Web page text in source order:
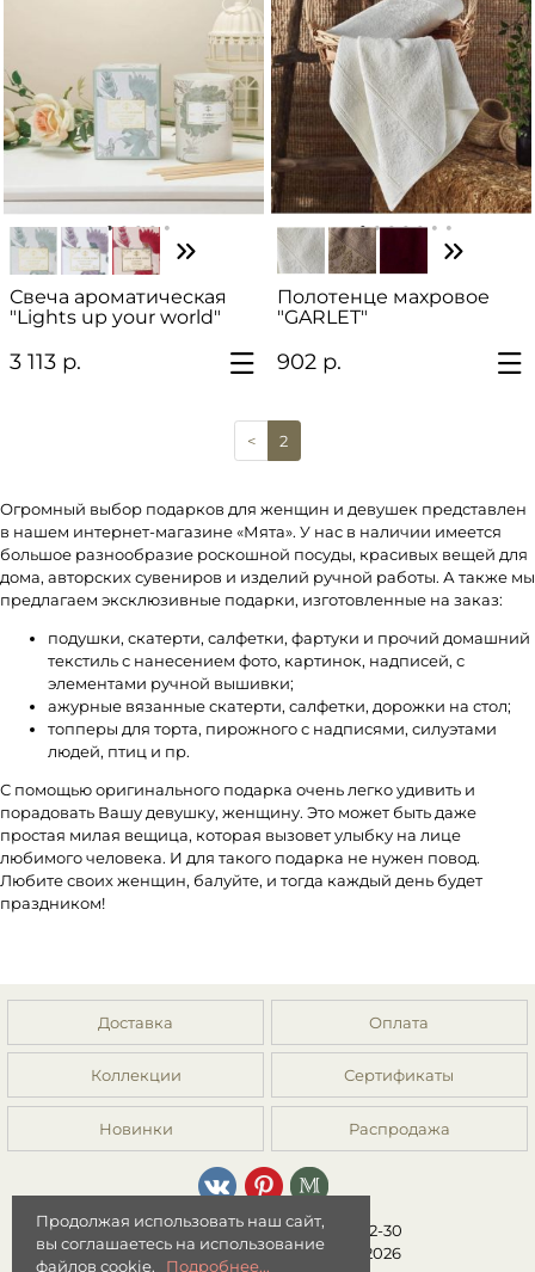
Свеча ароматическая
"Lights up your world"
3 113 р.
Полотенце махровое
"GARLET"
902 р.
< 2(current)
Огромный выбор подарков для женщин и девушек представлен
в нашем интернет-магазине «Мята». У нас в наличии имеется
большое разнообразие роскошной посуды, красивых вещей для
дома, авторских сувениров и изделий ручной работы. А также мы
предлагаем эксклюзивные подарки, изготовленные на заказ:
подушки, скатерти, салфетки, фартуки и прочий домашний
текстиль с нанесением фото, картинок, надписей, с
элементами ручной вышивки;
ажурные вязанные скатерти, салфетки, дорожки на стол;
топперы для торта, пирожного с надписями, силуэтами
людей, птиц и пр.
С помощью оригинального подарка очень легко удивить и
порадовать Вашу девушку, женщину. Это может быть даже
простая милая вещица, которая вызовет улыбку на лице
любимого человека. И для такого подарка не нужен повод.
Любите своих женщин, балуйте, и тогда каждый день будет
праздником!
Доставка Оплата
Коллекции Сертификаты
Новинки Распродажа
8 (499) 392-01-44, 8 (977) 149-22-30
Интернет-магазин "Мята" © 2026
Продолжая использовать наш сайт,
вы соглашаетесь на использование
файлов cookie.
Подробнее...